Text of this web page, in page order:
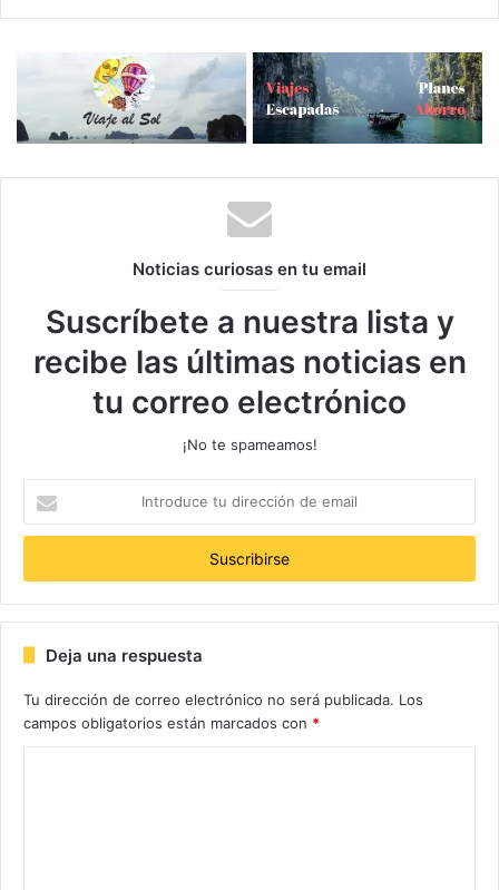
políticos agarran al parlamentario opositor e impiden
que continúe con su acción.
El partido del parlamentario, que había boicoteado las
sesiones desde septiembre, anunció tras el incidente
suspendido de sus funciones durante diez días.
Albania noticiascuriosa.scom noticiascuriosas
Noticias curiosas en tu email
Suscríbete a nuestra lista y
recibe las últimas noticias en
tu correo electrónico
¡No te spameamos!
dirección
email
Deja una respuesta
Tu dirección de correo electrónico no será publicada. Los
campos obligatorios están marcados con *